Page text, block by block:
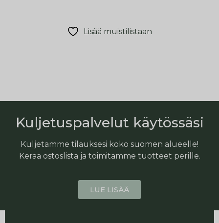
Lisää muistilistaan
Kuljetuspalvelut käytössäsi
Kuljetamme tilauksesi koko suomen alueelle!
Kerää ostoslista ja toimitamme tuotteet perille.
LUE LISÄÄ